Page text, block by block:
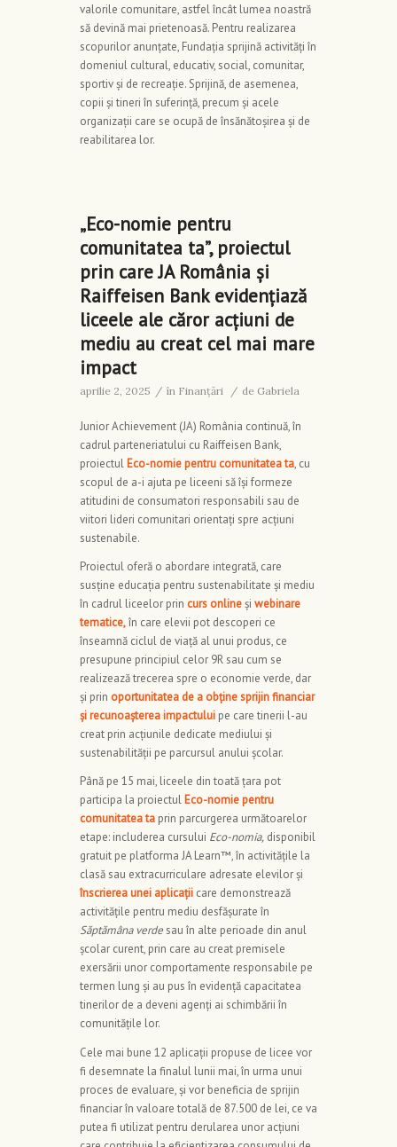
valorile comunitare, astfel încât lumea noastră
să devină mai prietenoasă. Pentru realizarea
scopurilor anunțate, Fundația sprijină activități în
domeniul cultural, educativ, social, comunitar,
sportiv și de recreație. Sprijină, de asemenea,
copii și tineri în suferință, precum și acele
organizații care se ocupă de însănătoșirea și de
reabilitarea lor.
„Eco-nomie pentru
comunitatea ta”, proiectul
prin care JA România și
Raiffeisen Bank evidențiază
liceele ale căror acțiuni de
mediu au creat cel mai mare
impact
aprilie 2, 2025 / în Finanţări / de Gabriela
Junior Achievement (JA) România continuă, în
cadrul parteneriatului cu Raiffeisen Bank,
proiectul Eco-nomie pentru comunitatea ta, cu
scopul de a-i ajuta pe liceeni să își formeze
atitudini de consumatori responsabili sau de
viitori lideri comunitari orientați spre acțiuni
sustenabile.
Proiectul oferă o abordare integrată, care
susține educația pentru sustenabilitate și mediu
în cadrul liceelor prin curs onlineși webinare
tematice,în care elevii pot descoperi ce
înseamnă ciclul de viață al unui produs, ce
presupune principiul celor 9R sau cum se
realizează trecerea spre o economie verde, dar
și prin oportunitatea de a obținesprijin financiar
și recunoașterea impactului pe care tinerii l-au
creat prin acțiunile dedicate mediului și
sustenabilității pe parcursul anului școlar.
Până pe 15 mai, liceele din toată țara pot
participa la proiectulEco-nomie pentru
comunitatea ta prin parcurgerea următoarelor
etape: includerea cursului Eco-nomia, disponibil
gratuit pe platforma JA Learn™, în activitățile la
clasă sau extracurriculare adresate elevilor și
înscrierea unei aplicații care demonstrează
activitățile pentru mediu desfășurate în
Săptămâna verdesau în alte perioade din anul
școlar curent, prin care au creat premisele
exersării unor comportamente responsabile pe
termen lung și au pus în evidență capacitatea
tinerilor de a deveni agenți ai schimbării în
comunitățile lor.
Cele mai bune 12 aplicații propuse de licee vor
fi desemnate la finalul lunii mai, în urma unui
proces de evaluare, și vor beneficia de sprijin
financiar în valoare totală de 87.500 de lei, ce va
putea fi utilizat pentru derularea unor acțiuni